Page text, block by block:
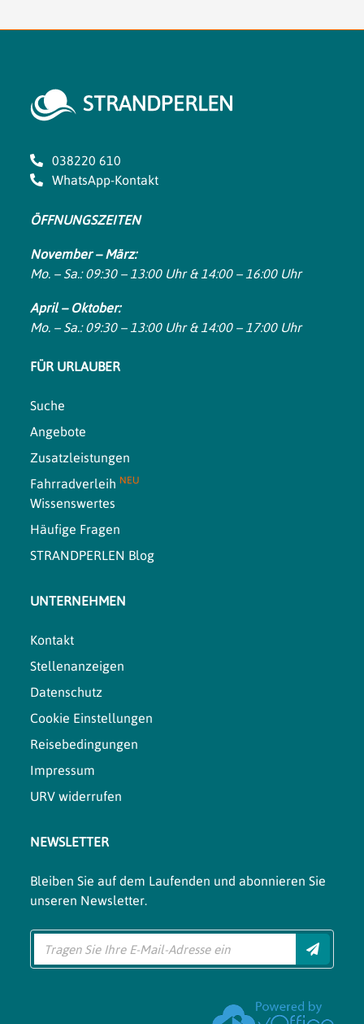
038220 610
WhatsApp-Kontakt
ÖFFNUNGSZEITEN
November – März:
Mo. – Sa.: 09:30 – 13:00 Uhr & 14:00 – 16:00 Uhr
April – Oktober:
Mo. – Sa.: 09:30 – 13:00 Uhr & 14:00 – 17:00 Uhr
FÜR URLAUBER
Suche
Angebote
Zusatzleistungen
Fahrradverleih NEU
Wissenswertes
Häufige Fragen
STRANDPERLEN Blog
UNTERNEHMEN
Kontakt
Stellenanzeigen
Datenschutz
Cookie Einstellungen
Reisebedingungen
Impressum
URV widerrufen
NEWSLETTER
Bleiben Sie auf dem Laufenden und abonnieren Sie
unseren Newsletter.